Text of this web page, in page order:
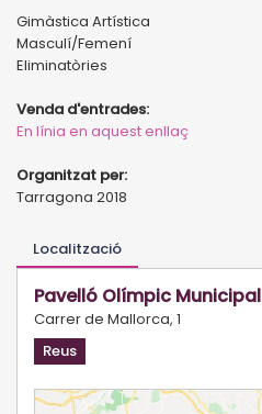
Gimàstica Artística
Masculí/Femení
Eliminatòries
Venda d'entrades:
En línia en aquest enllaç
Organitzat per:
Tarragona 2018
Localització
Pavelló Olímpic Municipal
Carrer de Mallorca, 1
Reus